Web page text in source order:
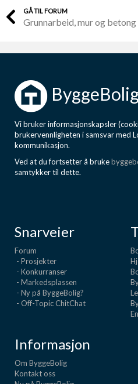
GÅ TIL FORUM
Grunnarbeid, mur og betong
Vi bruker informasjonskapsler
brukervennligheten i samsvar med
kommunikasjon.
Ved at du fortsetter å bruke
samtykker til dette.
Snarveier
Forum
- Prosjekter
- Konkurranser
- Markedsplassen
- Ny på ByggeBolig?
- Off-Topic ChitChat
Informasjon
Om ByggeBolig
Kontakt oss